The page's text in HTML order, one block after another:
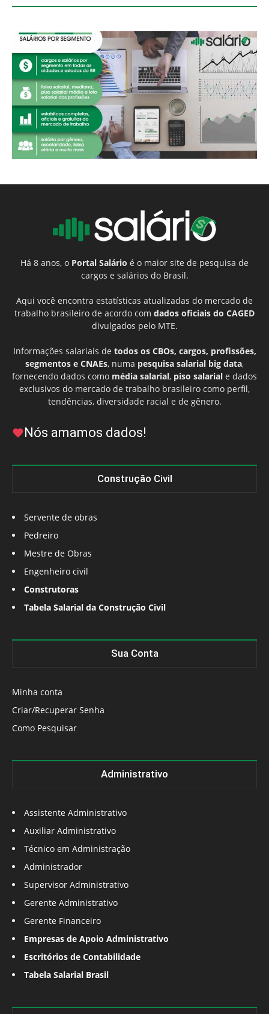
Há 8 anos, o Portal Salário é o maior site de pesquisa de
cargos e salários do Brasil.
Aqui você encontra estatísticas atualizadas do mercado de
trabalho brasileiro de acordo com dados oficiais do CAGED
divulgados pelo MTE.
Informações salariais de todos os CBOs, cargos, profissões,
segmentos e CNAEs, numa pesquisa salarial big data,
fornecendo dados como média salarial, piso salarial e dados
exclusivos do mercado de trabalho brasileiro como perfil,
tendências, diversidade racial e de gênero.
Nós amamos dados!
Construção Civil
Servente de obras
Pedreiro
Mestre de Obras
Engenheiro civil
Construtoras
Tabela Salarial da Construção Civil
Sua Conta
Minha conta
Criar/Recuperar Senha
Como Pesquisar
Administrativo
Assistente Administrativo
Auxiliar Administrativo
Técnico em Administração
Administrador
Supervisor Administrativo
Gerente Administrativo
Gerente Financeiro
Empresas de Apoio Administrativo
Escritórios de Contabilidade
Tabela Salarial Brasil